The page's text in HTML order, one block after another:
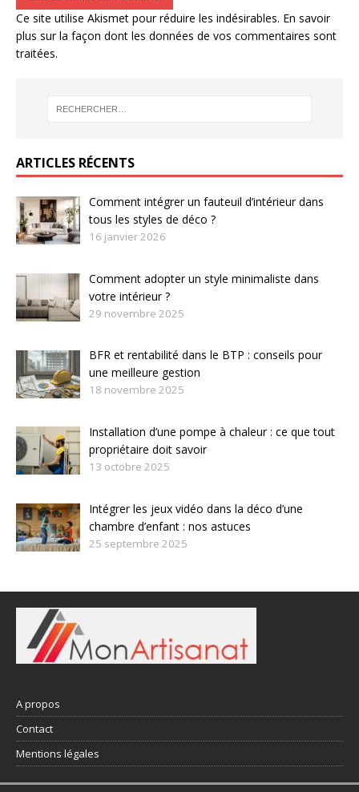
Ce site utilise Akismet pour réduire les indésirables. En savoir
plus sur la façon dont les données de vos commentaires sont
traitées.
ARTICLES RÉCENTS
Comment intégrer un fauteuil d’intérieur dans
tous les styles de déco ?
16 janvier 2026
Comment adopter un style minimaliste dans
votre intérieur ?
29 novembre 2025
BFR et rentabilité dans le BTP : conseils pour
une meilleure gestion
18 novembre 2025
Installation d’une pompe à chaleur : ce que tout
propriétaire doit savoir
13 octobre 2025
Intégrer les jeux vidéo dans la déco d’une
chambre d’enfant : nos astuces
25 septembre 2025
A propos
Contact
Mentions légales